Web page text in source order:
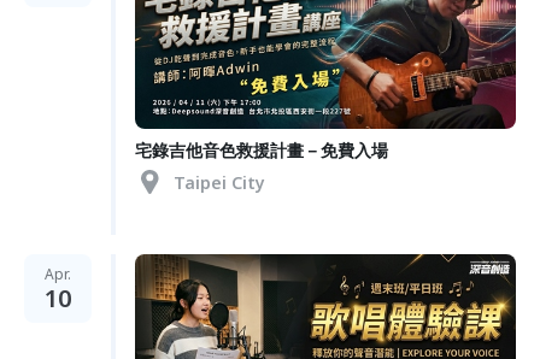
宅錄吉他音色救援計畫－免費入場
Taipei City
Apr.
10